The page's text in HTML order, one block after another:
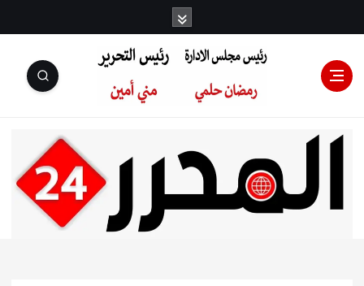
رئيس مجلس
الإدارة: رمضان